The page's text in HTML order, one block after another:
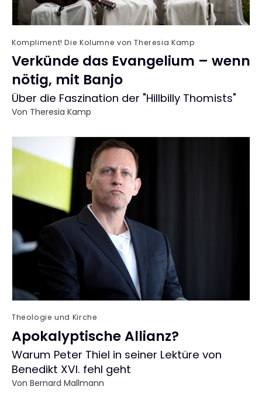
Kompliment! Die Kolumne von Theresia Kamp
Verkünde das Evangelium – wenn
nötig, mit Banjo
:
Über die Faszination der "Hillbilly Thomists"
Von Theresia Kamp
Theologie und Kirche
Apokalyptische Allianz?
:
Warum Peter Thiel in seiner Lektüre von
Benedikt XVI. fehl geht
Von Bernard Mallmann